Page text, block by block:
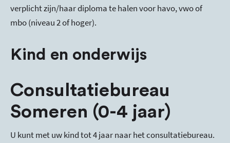
verplicht zijn/haar diploma te halen voor havo, vwo of
mbo (niveau 2 of hoger).
Kind en onderwijs
Consultatiebureau
Someren (0-4 jaar)
U kunt met uw kind tot 4 jaar naar het consultatiebureau.